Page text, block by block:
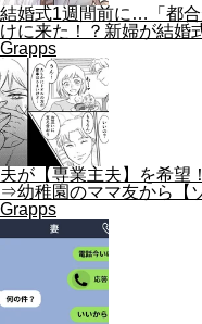
結婚式1週間前に…「都
けに来た！？新婦が結婚
Grapps
夫が【専業主夫】を希望
⇒幼稚園のママ友から【
Grapps